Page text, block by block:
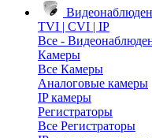
TVI | CVI | IP
Все -
Камеры
Все Камеры
Аналоговые камеры
IP камеры
Регистраторы
Все Регистраторы